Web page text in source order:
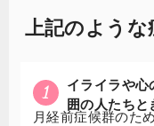
上記のよう
1
イライラや心
囲の人たちと
月経前症候群のた